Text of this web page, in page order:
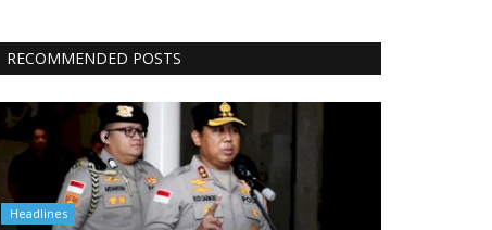
RECOMMENDED POSTS
Headlines